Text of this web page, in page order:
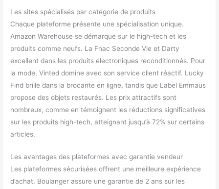
Les sites spécialisés par catégorie de produits
Chaque plateforme présente une spécialisation unique.
Amazon Warehouse se démarque sur le high-tech et les
produits comme neufs. La Fnac Seconde Vie et Darty
excellent dans les produits électroniques reconditionnés. Pour
la mode, Vinted domine avec son service client réactif. Lucky
Find brille dans la brocante en ligne, tandis que Label Emmaüs
propose des objets restaurés. Les prix attractifs sont
nombreux, comme en témoignent les réductions significatives
sur les produits high-tech, atteignant jusqu’à 72% sur certains
articles.
Les avantages des plateformes avec garantie vendeur
Les plateformes sécurisées offrent une meilleure expérience
d’achat. Boulanger assure une garantie de 2 ans sur les